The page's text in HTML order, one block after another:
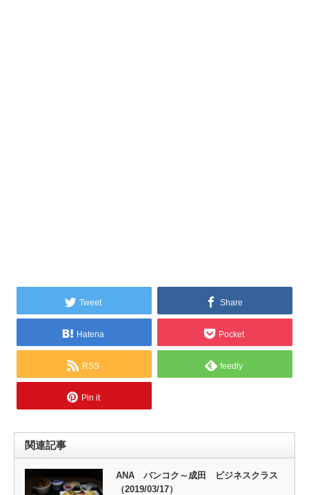
Tweet Share
Hatena Pocket
RSS feedly
Pin it
関連記事
ANA バンコク～成田 ビジネスクラス
（2019/03/17）